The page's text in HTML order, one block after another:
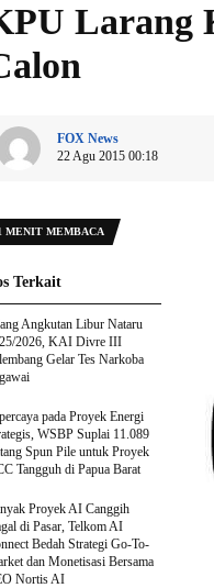
Larang
FOX News
22 Agu 2015 00:18
MENIT MEMBACA
Terkait
Angkutan Libur Nataru
2026, KAI Divre III
Gelar Tes Narkoba
pada Proyek Energi
WSBP Suplai 11.089
Spun Pile untuk Proyek
Tangguh di Papua Barat
Proyek AI Canggih
di Pasar, Telkom AI
Bedah Strategi Go-To-
dan Monetisasi Bersama
Nortis AI